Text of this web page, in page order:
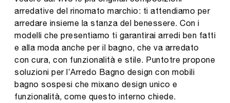
arredative del rinomato marchio: ti attendiamo per
arredare insieme la stanza del benessere. Con i
modelli che presentiamo ti garantirai arredi ben fatti
e alla moda anche per il bagno, che va arredato
con cura, con funzionalità e stile. Puntotre propone
soluzioni per l’Arredo Bagno design con mobili
bagno sospesi che mixano design unico e
funzionalità, come questo interno chiede.